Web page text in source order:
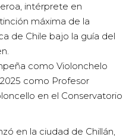
intérprete en
máxima de la
de Chile bajo la guía del
como Violonchelo
como Profesor
en el Conservatorio
en la ciudad de Chillán,